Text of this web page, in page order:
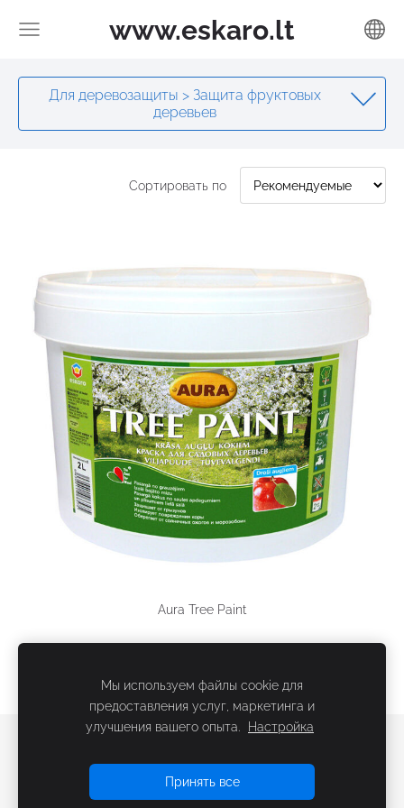
www.eskaro.lt
Для деревозащиты > Защита фруктовых
деревьев
Сортировать по
Aura Tree Paint
Мы используем файлы cookie для
предоставления услуг, маркетинга и
улучшения вашего опыта.
Настройка
Принять все